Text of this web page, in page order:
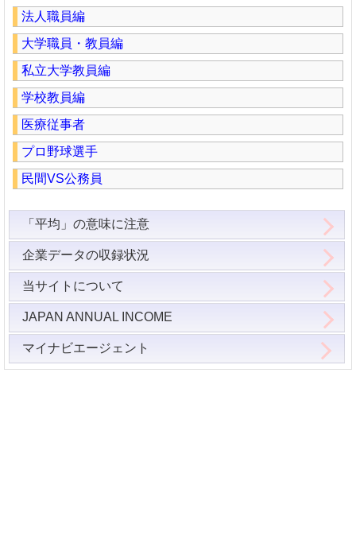
法人職員編
大学職員・教員編
私立大学教員編
学校教員編
医療従事者
プロ野球選手
民間VS公務員
「平均」の意味に注意
企業データの収録状況
当サイトについて
JAPAN ANNUAL INCOME
マイナビエージェント